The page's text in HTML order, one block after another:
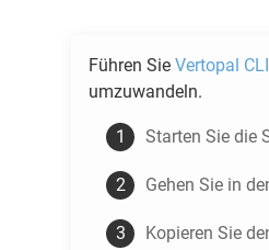
Führen Sie Vertopal CLI
umzuwandeln.
Starten Sie die
Gehen Sie in
Kopieren Sie